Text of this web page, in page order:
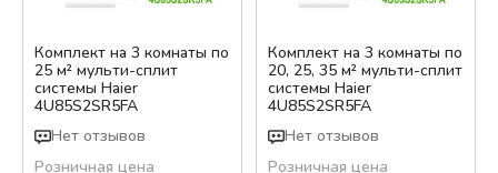
Комплект на 3 комнаты по
25 м² мульти-сплит
системы Haier
4U85S2SR5FA
Нет отзывов
Розничная цена
Комплект на 3 комнаты по
20, 25, 35 м² мульти-сплит
системы Haier
4U85S2SR5FA
Нет отзывов
Розничная цена